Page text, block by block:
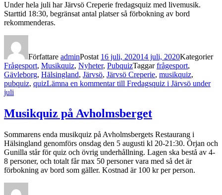
Under hela juli har Järvsö Creperie fredagsquiz med livemusik.
Starttid 18:30, begränsat antal platser så förbokning av bord
rekommenderas.
Författare adminPostat 16 juli, 202014 juli, 2020Kategorier
Frågesport, Musikquiz, Nyheter, PubquizTaggarfrågesport,
Gävleborg, Hälsingland, Järvsö, Järvsö Creperie, musikquiz,
pubquiz, quizLämna en kommentartill Fredagsquiz i Järvsö under
juli
Musikquiz på Avholmsberget
Sommarens enda musikquiz på Avholmsbergets Restaurang i
Hälsingland genomförs onsdag den 5 augusti kl 20-21:30. Örjan och
Gunilla står för quiz och övrig underhållning. Lagen ska bestå av 4-
8 personer, och totalt får max 50 personer vara med så det är
förbokning av bord som gäller. Kostnad är 100 kr per person.